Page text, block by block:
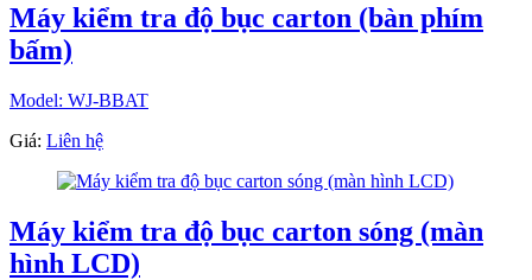
Máy kiểm tra độ bục carton (bàn phím
bấm)
Model: WJ-BBAT
Giá: Liên hệ
Máy kiểm tra độ bục carton sóng (màn
hình LCD)